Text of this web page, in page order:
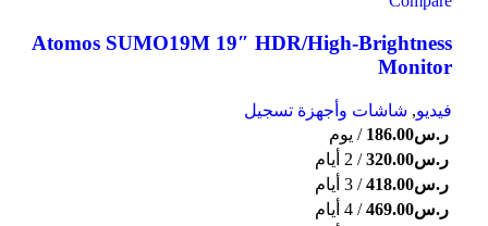
Atomos SUMO19M 19″ HDR/High-Brightness
Monitor
فيديو, شاشات وأجهزة تسجيل
ر.س186.00 / يوم
ر.س320.00/ 2 أيام
ر.س418.00/ 3 أيام
ر.س469.00/ 4 أيام